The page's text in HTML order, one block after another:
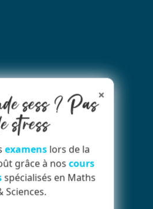
×
sess ? Pas
stress
examens lors de la
grâce à noscours
spécialisés en Maths
Sciences.